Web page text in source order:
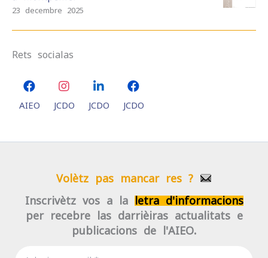
23 decembre 2025
Rets socialas
AIEO JCDO JCDO JCDO
Volètz pas mancar res ?
Inscrivètz-vos a la
letra d'informacions
per recebre las darrièiras actualitats e
publicacions de l'AIEO.